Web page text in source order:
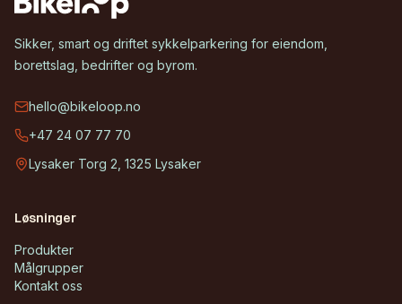
Sikker, smart og driftet sykkelparkering for eiendom,
borettslag, bedrifter og byrom.
hello@bikeloop.no
+47 24 07 77 70
Lysaker Torg 2, 1325 Lysaker
Løsninger
Produkter
Målgrupper
Kontakt oss